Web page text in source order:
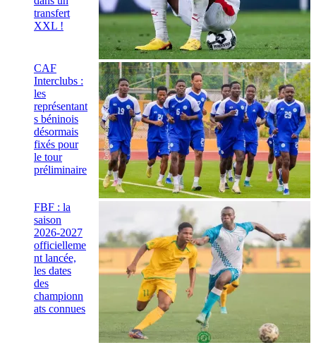
transfert
XXL !
CAF
Interclubs :
les
représentant
s béninois
désormais
fixés pour
le tour
préliminaire
FBF : la
saison
2026-2027
officielleme
nt lancée,
les dates
des
championn
ats connues